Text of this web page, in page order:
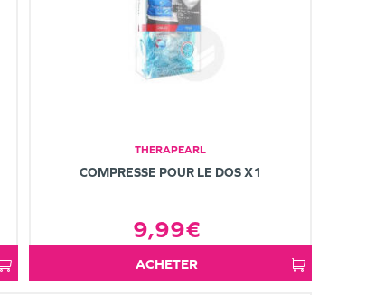
THERAPEARL
COMPRESSE POUR LE DOS X1
9,99€
ACHETER